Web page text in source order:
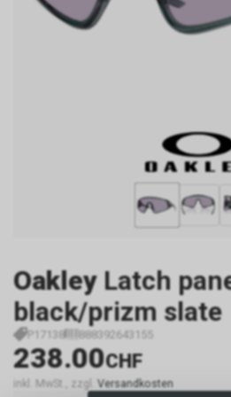
Oakley Latch
black/prizm slate
P17138 888392643155
238.00CHF
inkl. MwSt., zzgl. Versandkosten